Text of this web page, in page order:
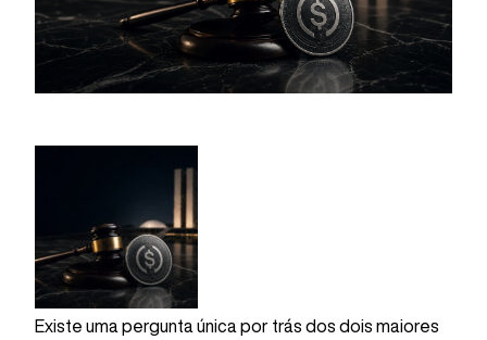
Existe uma pergunta única por trás dos dois maiores